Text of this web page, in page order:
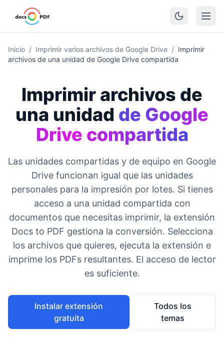
Inicio / Imprimir varios archivos de Google Drive / Imprimir
archivos de una unidad de Google Drive compartida
Imprimir archivos de
una unidad de Google
Drive compartida
Las unidades compartidas y de equipo en Google
Drive funcionan igual que las unidades
personales para la impresión por lotes. Si tienes
acceso a una unidad compartida con
documentos que necesitas imprimir, la extensión
Docs to PDF gestiona la conversión. Selecciona
los archivos que quieres, ejecuta la extensión e
imprime los PDFs resultantes. El acceso de lector
es suficiente.
Instalar extensión
gratuita
Todos los
temas